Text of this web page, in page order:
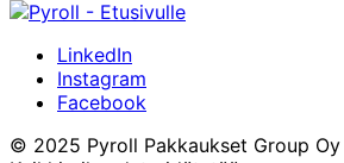
LinkedIn
Instagram
Facebook
© 2025 Pyroll Pakkaukset Group Oy